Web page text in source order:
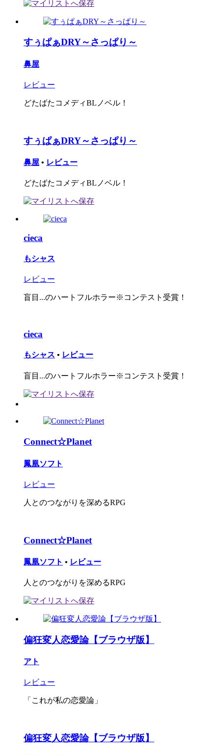
すぅぱぁDRY～さっぱり～
鼻屋
レビュー
どたばたコメディBLノベル！
すぅぱぁDRY～さっぱり～
鼻屋 • レビュー
どたばたコメディBLノベル！
cieca
もシャス
レビュー
盲目...のハートフルホラー※コンテスト受賞！
cieca
もシャス • レビュー
盲目...のハートフルホラー※コンテスト受賞！
Connect☆Planet
鳳凰ソフト
レビュー
人とのつながりを深めるRPG
Connect☆Planet
鳳凰ソフト • レビュー
人とのつながりを深めるRPG
偏狂変人恋愛論【ブラウザ版】
アト
レビュー
「これが私の恋愛論」
偏狂変人恋愛論【ブラウザ版】